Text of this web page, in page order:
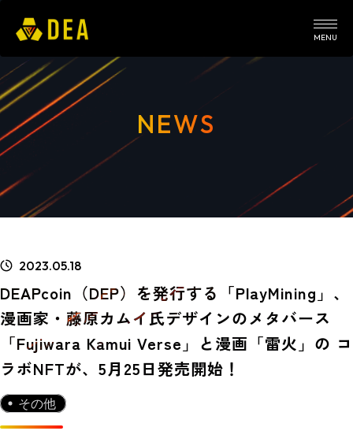
MENU
NEWS
2023.05.18
DEAPcoin（DEP）を発行する「PlayMining」、
漫画家・藤原カムイ氏デザインのメタバース
「Fujiwara Kamui Verse」と漫画「雷火」の コ
ラボNFTが、5月25日発売開始！
その他